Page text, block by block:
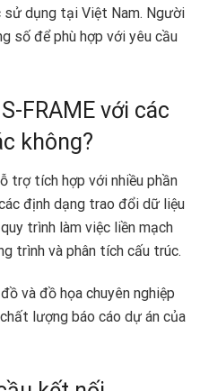
dụng tại Việt Nam. Người
số để phù hợp với yêu cầu
FRAME với các
không?
trợ tích hợp với nhiều phần
định dạng trao đổi dữ liệu
trình làm việc liền mạch
trình và phân tích cấu trúc.
và đồ họa chuyên nghiệp
lượng báo cáo dự án của